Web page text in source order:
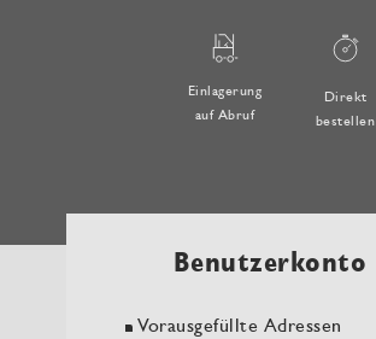
Einlagerung
auf Abruf
Direkt
bestellen
Benutzerkonto
Vorausgefüllte Adressen